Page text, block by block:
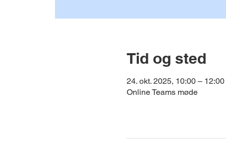
Tid og sted
24. okt. 2025, 10:00 – 12:00
Online Teams møde